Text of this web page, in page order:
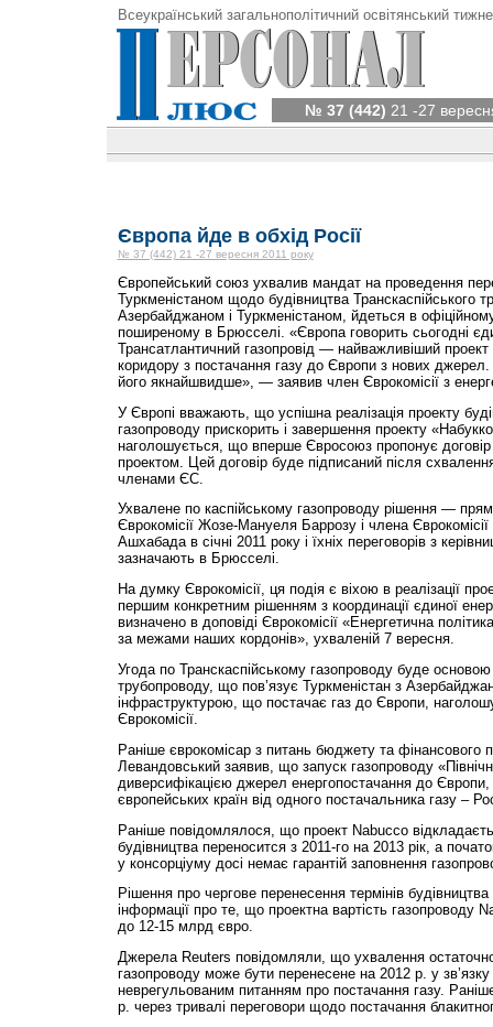
Всеукраїнський загальнополітичний освітянський
№ 37 (442) 21 -27
Європа йде в обхід Росії
№ 37 (442) 21 -27 вересня 2011 року
Європейський союз ухвалив мандат на проведення
Туркменістаном щодо будівництва Транскаспійського
Азербайджаном і Туркменістаном, йдеться в
поширеному в Брюсселі. «Європа говорить сьогодні
Трансатлантичний газопровід — найважливіший проект
коридору з постачання газу до Європи з нових
його якнайшвидше», — заявив член Єврокомісії з
У Європі вважають, що успішна реалізація проекту
газопроводу прискорить і завершення проекту
наголошується, що вперше Євросоюз пропонує договір
проектом. Цей договір буде підписаний після
членами ЄС.
Ухвалене по каспійському газопроводу рішення —
Єврокомісії Жозе-Мануеля Баррозу і члена
Ашхабада в січні 2011 року і їхніх переговорів з
зазначають в Брюсселі.
На думку Єврокомісії, ця подія є віхою в реалізації
першим конкретним рішенням з координації єдиної
визначено в доповіді Єврокомісії «Енергетична
за межами наших кордонів», ухваленій 7 вересня.
Угода по Транскаспійському газопроводу буде
трубопроводу, що пов’язує Туркменістан з
інфраструктурою, що постачає газ до Європи,
Єврокомісії.
Раніше єврокомісар з питань бюджету та фінансового
Левандовський заявив, що запуск газопроводу
диверсифікацією джерел енергопостачання до Європи,
європейських країн від одного постачальника газу –
Раніше повідомлялося, що проект Nabucco
будівництва переносится з 2011-го на 2013 рік, а
у консорціуму досі немає гарантій заповнення
Рішення про чергове перенесення термінів
інформації про те, що проектна вартість газопроводу
до 12-15 млрд євро.
Джерела Reuters повідомляли, що ухвалення
газопроводу може бути перенесене на 2012 р. у зв’язку
неврегульованим питанням про постачання газу.
р. через тривалі переговори щодо постачання